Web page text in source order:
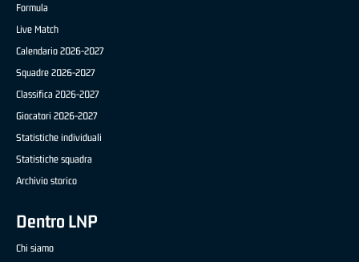
Formula
Live Match
Calendario 2026-2027
Squadre 2026-2027
Classifica 2026-2027
Giocatori 2026-2027
Statistiche individuali
Statistiche squadra
Archivio storico
Dentro LNP
Chi siamo